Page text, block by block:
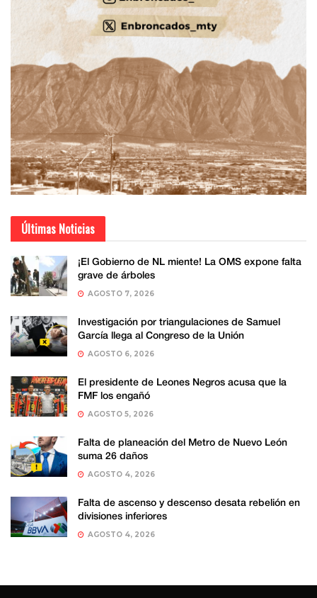
Últimas Noticias
¡El Gobierno de NL miente! La OMS expone falta
grave de árboles
AGOSTO 7, 2026
Investigación por triangulaciones de Samuel
García llega al Congreso de la Unión
AGOSTO 6, 2026
El presidente de Leones Negros acusa que la
FMF los engañó
AGOSTO 5, 2026
Falta de planeación del Metro de Nuevo León
suma 26 daños
AGOSTO 4, 2026
Falta de ascenso y descenso desata rebelión en
divisiones inferiores
AGOSTO 4, 2026